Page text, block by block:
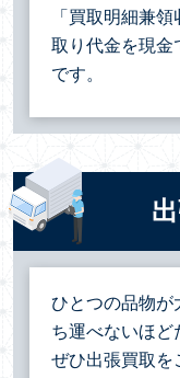
「買取明細兼
取り代金を現金
です。
ひとつの品物が
ち運べないほど
ぜひ出張買取を